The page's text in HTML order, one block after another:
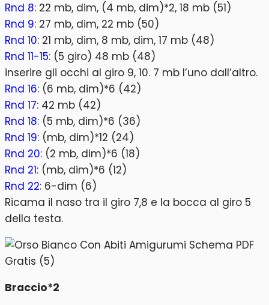
Rnd 8: 22 mb, dim, (4 mb, dim)*2, 18 mb (51)
Rnd 9: 27 mb, dim, 22 mb (50)
Rnd 10: 21 mb, dim, 8 mb, dim, 17 mb (48)
Rnd 11-15: (5 giro) 48 mb (48)
inserire gli occhi al giro 9, 10. 7 mb l’uno dall’altro.
Rnd 16: (6 mb, dim)*6 (42)
Rnd 17: 42 mb (42)
Rnd 18: (5 mb, dim)*6 (36)
Rnd 19: (mb, dim)*12 (24)
Rnd 20: (2 mb, dim)*6 (18)
Rnd 21: (mb, dim)*6 (12)
Rnd 22: 6-dim (6)
Ricama il naso tra il giro 7,8 e la bocca al giro 5
della testa.
Braccio*2